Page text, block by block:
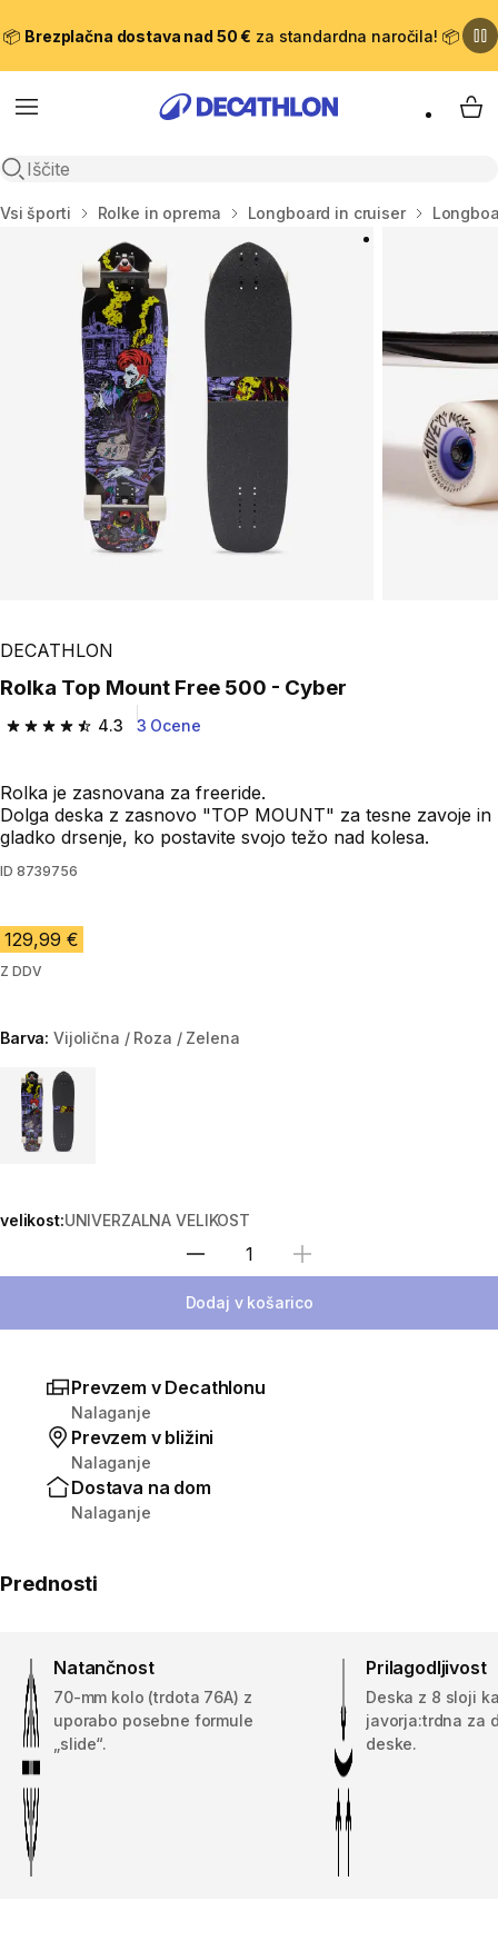
📦 Brezplačna dostava nad 50 € za standardna naročila! 📦
Meni
Odpri iskanje
Domov
Vsi športi Rolke in oprema Longboard in cruiser
DECATHLON
Rolka Top Mount Free 500 - Cyber
4.3
4.3 od 5 zvezdic from 3 ocene
3 Ocene
Rolka je zasnovana za freeride.
Dolga deska z zasnovo "TOP MOUNT" za tesne zavoje in
gladko drsenje, ko postavite svojo težo nad kolesa.
ID 8739756
129,99 €
Z DDV
Barva:Vijolična / Roza / Zelena
Choose a variant
velikost:UNIVERZALNA VELIKOST
Izberite količino
Dodaj v košarico
Prevzem v Decathlonu
Nalaganje
Prevzem v bližini
Nalaganje
Dostava na dom
Nalaganje
Prednosti
Natančnost
70-mm kolo (trdota 76A) z
uporabo posebne formule
„slide“.
Prilagodljivost
Deska z 8 sloji
javorja:trdna za
deske.